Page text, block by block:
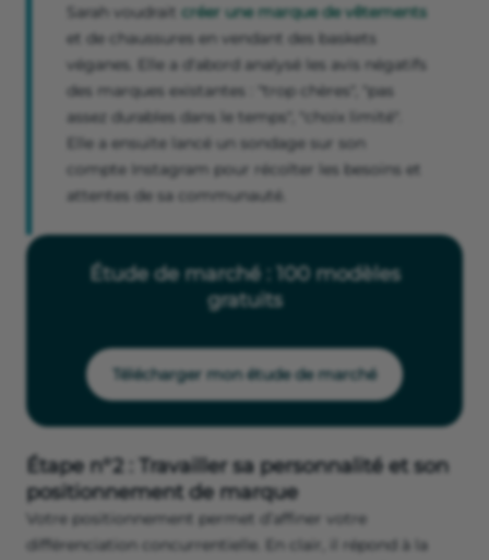
Sarah voudrait créer une marque de vêtements
et de chaussures en vendant des baskets
véganes. Elle a d'abord analysé les avis négatifs
des marques existantes : "trop chères", "pas
assez durables dans le temps", "choix limité".
Elle a ensuite lancé un sondage sur son
compte Instagram pour récolter les besoins et
attentes de sa communauté.
Étude de marché : 100 modèles
gratuits
Télécharger mon étude de marché
Étape n°2 : Travailler sa personnalité et son
positionnement de marque
Votre positionnement permet d’affiner votre
différenciation concurrentielle. En clair, il répond à la